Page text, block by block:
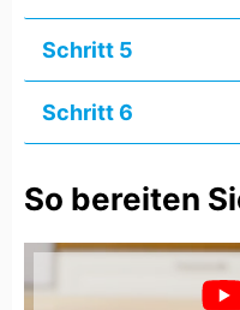
Schritt 5
Schritt 6
So bereiten